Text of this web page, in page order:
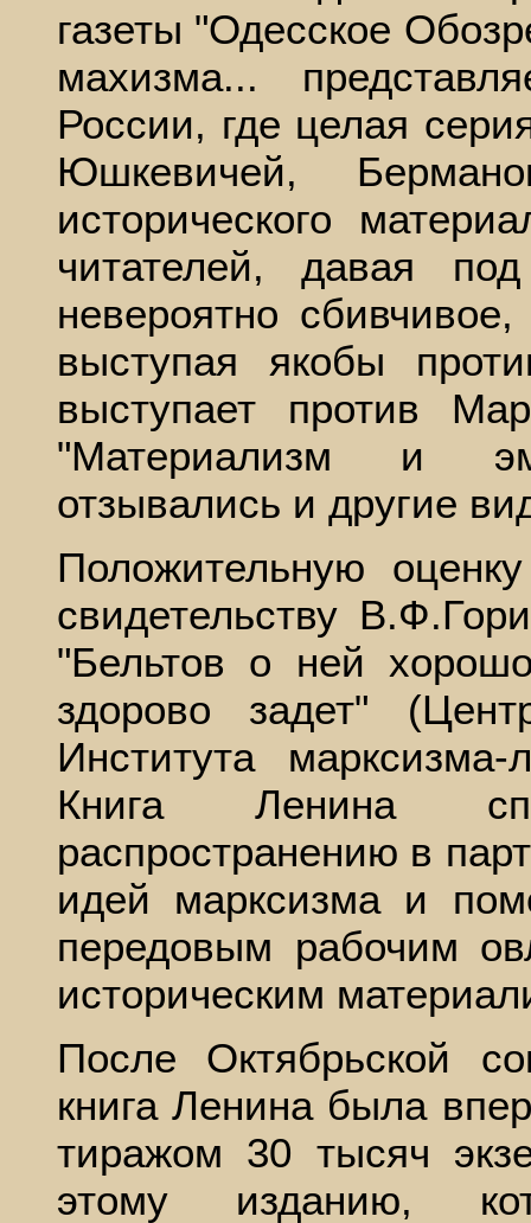
газеты "Одесское
махизма...
России, где целая
Юшкевичей,
исторического
читателей, давая
невероятно
выступая якобы
выступает против
"Материализм и
отзывались и другие
Положительную
свидетельству
"Бельтов о ней
здорово задет"
Института
Книга Ленина
распространению в
идей марксизма и
передовым рабочим
историческим
После Октябрьской
книга Ленина была
тиражом 30 тысяч
этому изданию,